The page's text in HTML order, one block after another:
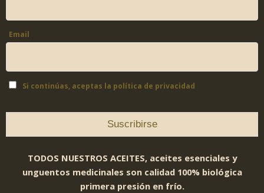
Email
Si continúas, aceptas la política de privacidad
TODOS NUESTROS ACEITES, aceites esenciales y
unguentos medicinales son calidad 100% biológica
primera presión en frío.